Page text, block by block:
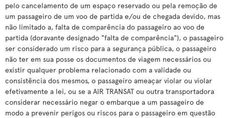
pelo cancelamento de um espaço reservado ou pela remoção de
um passageiro de um voo de partida e/ou de chegada devido, mas
não limitado a, falta de comparência do passageiro ao voo de
partida (doravante designado "falta de comparência"), o passageiro
ser considerado um risco para a segurança pública, o passageiro
não ter em sua posse os documentos de viagem necessários ou
existir qualquer problema relacionado com a validade ou
consistência dos mesmos, o passageiro ameaçar violar ou violar
efetivamente a lei, ou se a AIR TRANSAT ou outra transportadora
considerar necessário negar o embarque a um passageiro de
modo a prevenir perigos ou riscos para o passageiro em questão